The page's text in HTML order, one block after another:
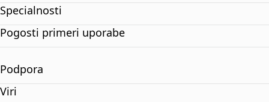
Specialnosti
Pogosti primeri uporabe
Podpora
Viri